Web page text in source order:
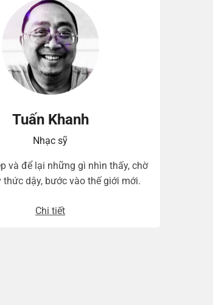
Tuấn Khanh
Nhạc sỹ
và để lại những gì nhìn thấy, chờ
thức dậy, bước vào thế giới mới.
Chi tiết